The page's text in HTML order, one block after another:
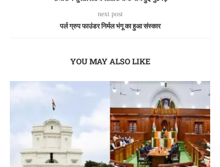
next post
पर्ल ग्रुप फाउंडर निर्मल भंगू का हुआ संस्कार
YOU MAY ALSO LIKE